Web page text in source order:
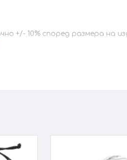
10% според размера на